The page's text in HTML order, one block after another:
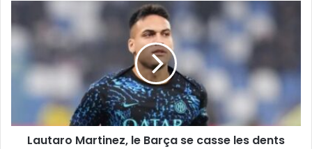
Martinez,
le
Barça
Lautaro Martinez, le Barça se casse les dents